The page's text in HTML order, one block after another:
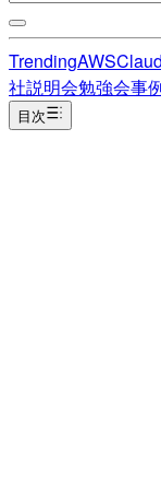
TrendingAWS
社説明会勉強会事
目次